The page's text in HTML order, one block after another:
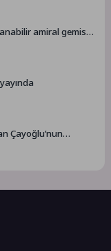
gemisi
Çayoğlu’nun
Teaser Afişleri